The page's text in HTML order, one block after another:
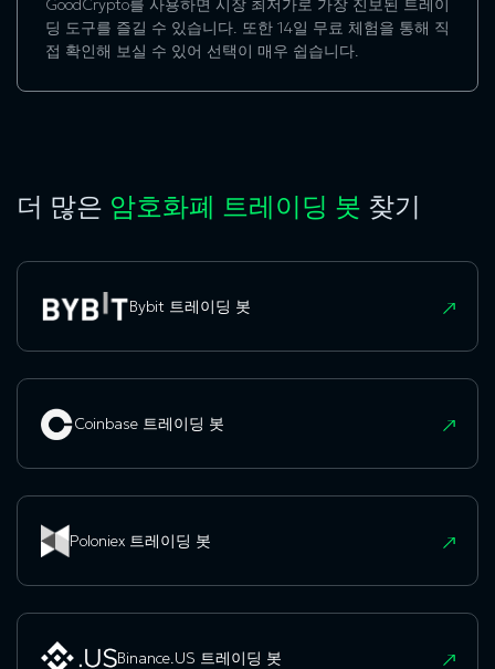
GoodCrypto를 사용하면 시장 최저가로 가장 진보된 트레이
딩 도구를 즐길 수 있습니다. 또한 14일 무료 체험을 통해 직
접 확인해 보실 수 있어 선택이 매우 쉽습니다.
더 많은 암호화폐 트레이딩 봇 찾기
Bybit 트레이딩 봇
Coinbase 트레이딩 봇
Poloniex 트레이딩 봇
Binance.US 트레이딩 봇